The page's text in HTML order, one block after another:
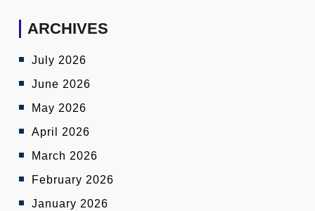
ARCHIVES
July 2026
June 2026
May 2026
April 2026
March 2026
February 2026
January 2026